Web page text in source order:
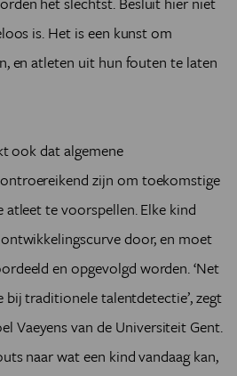
is. Het is een kunst om
en atleten uit hun fouten te laten
ook dat algemene
zijn om toekomstige
atleet te voorspellen. Elke kind
door, en moet
en opgevolgd worden. ‘Net
traditionele talentdetectie’, zegt
Vaeyens van de Universiteit Gent.
naar wat een kind vandaag kan,